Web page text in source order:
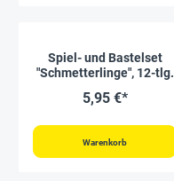
Spiel- und Bastelset
"Schmetterlinge", 12-tlg.
5,95 €*
Warenkorb